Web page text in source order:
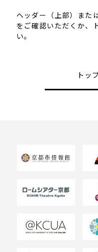
ヘッダー（上部）また
をご確認いただくか、
い。
トッ